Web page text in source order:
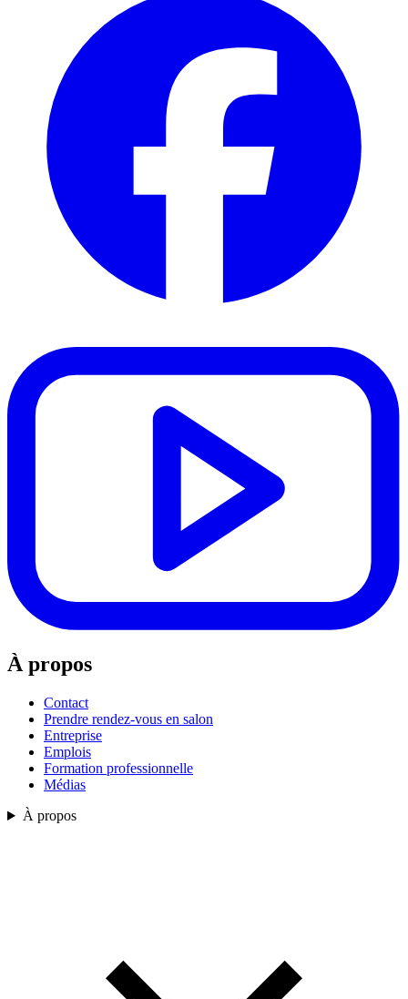
À propos
Contact
Prendre rendez-vous en salon
Entreprise
Emplois
Formation professionnelle
Médias
À propos